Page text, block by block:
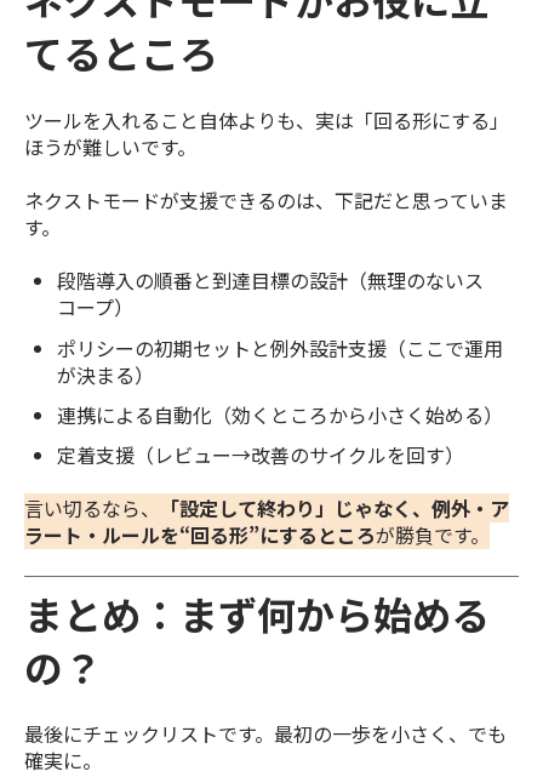
てるところ
ツールを入れること自体よりも、実は「回る形にする」
ほうが難しいです。
ネクストモードが支援できるのは、下記だと思っていま
す。
段階導入の順番と到達目標の設計（無理のないス
コープ）
ポリシーの初期セットと例外設計支援（ここで運用
が決まる）
連携による自動化（効くところから小さく始める）
定着支援（レビュー→改善のサイクルを回す）
言い切るなら、
「設定して終わり」じゃなく、例外・ア
ラート・ルールを“回る形”にするところが勝負です。
まとめ：まず何から始める
の？
最後にチェックリストです。最初の一歩を小さく、でも
確実に。